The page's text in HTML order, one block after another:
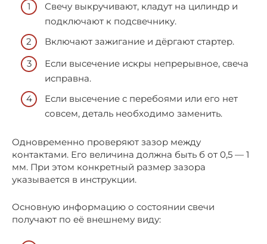
Свечу выкручивают, кладут на цилиндр и
подключают к подсвечнику.
Включают зажигание и дёргают стартер.
Если высечение искры непрерывное, свеча
исправна.
Если высечение с перебоями или его нет
совсем, деталь необходимо заменить.
Одновременно проверяют зазор между
контактами. Его величина должна быть б от 0,5 — 1
мм. При этом конкретный размер зазора
указывается в инструкции.
Основную информацию о состоянии свечи
получают по её внешнему виду: